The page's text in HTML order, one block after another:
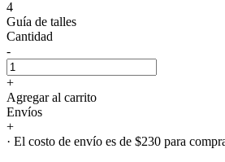
4
Guía de talles
Cantidad
-
+
Agregar al carrito
Envíos
+
· El costo de envío es de $230 para